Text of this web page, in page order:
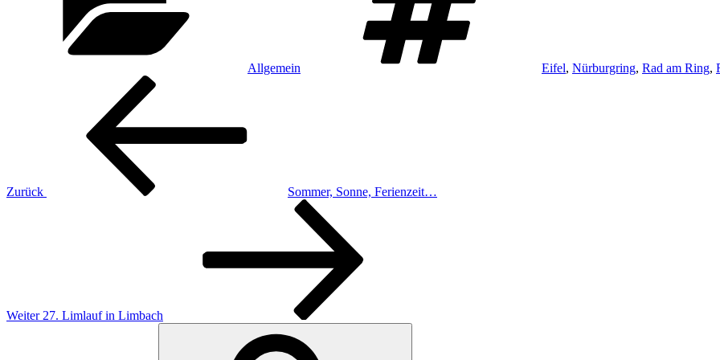
Allgemein Eifel, Nürburgring, Rad am Ring,
Beitragsnavigation
Zurück
Sommer, Sonne, Ferienzeit…
Weiter 27. Limlauf in Limbach